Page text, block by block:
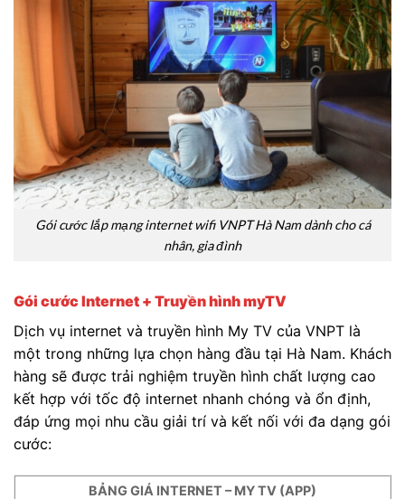
Gói cước lắp mạng internet wifi VNPT Hà Nam dành cho cá
nhân, gia đình
Gói cước Internet + Truyền hình myTV
Dịch vụ internet và truyền hình My TV của VNPT là
một trong những lựa chọn hàng đầu tại Hà Nam. Khách
hàng sẽ được trải nghiệm truyền hình chất lượng cao
kết hợp với tốc độ internet nhanh chóng và ổn định,
đáp ứng mọi nhu cầu giải trí và kết nối với đa dạng gói
cước:
BẢNG GIÁ INTERNET – MY TV (APP)